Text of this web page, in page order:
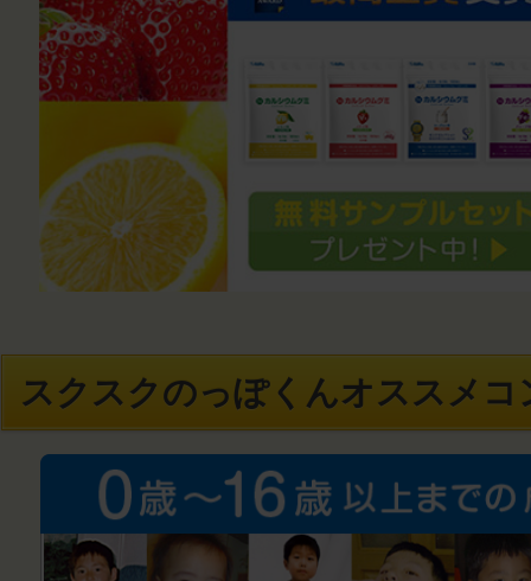
スクスクのっぽくんオススメコ